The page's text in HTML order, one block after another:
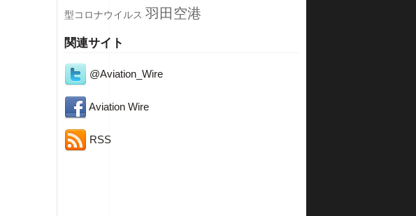
型コロナウイルス 羽田空港
関連サイト
@Aviation_Wire
Aviation Wire
RSS